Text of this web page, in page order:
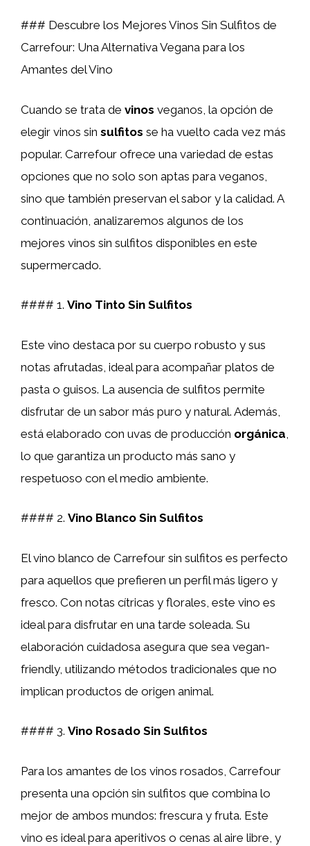
### Descubre los Mejores Vinos Sin Sulfitos de
Carrefour: Una Alternativa Vegana para los
Amantes del Vino
Cuando se trata de vinos veganos, la opción de
elegir vinos sin sulfitos se ha vuelto cada vez más
popular. Carrefour ofrece una variedad de estas
opciones que no solo son aptas para veganos,
sino que también preservan el sabor y la calidad. A
continuación, analizaremos algunos de los
mejores vinos sin sulfitos disponibles en este
supermercado.
#### 1. Vino Tinto Sin Sulfitos
Este vino destaca por su cuerpo robusto y sus
notas afrutadas, ideal para acompañar platos de
pasta o guisos. La ausencia de sulfitos permite
disfrutar de un sabor más puro y natural. Además,
está elaborado con uvas de producción orgánica
lo que garantiza un producto más sano y
respetuoso con el medio ambiente.
#### 2. Vino Blanco Sin Sulfitos
El vino blanco de Carrefour sin sulfitos es perfecto
para aquellos que prefieren un perfil más ligero y
fresco. Con notas cítricas y florales, este vino es
ideal para disfrutar en una tarde soleada. Su
elaboración cuidadosa asegura que sea vegan-
friendly, utilizando métodos tradicionales que no
implican productos de origen animal.
#### 3. Vino Rosado Sin Sulfitos
Para los amantes de los vinos rosados, Carrefour
presenta una opción sin sulfitos que combina lo
mejor de ambos mundos: frescura y fruta. Este
vino es ideal para aperitivos o cenas al aire libre, y